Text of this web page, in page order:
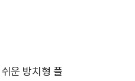
운 방치형 플